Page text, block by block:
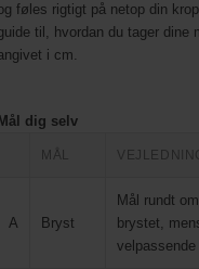
føles rigtigt på netop din
til, hvordan du tager dine
i cm.
Mål dig selv
MÅL
A Bryst
Mål rundt
brystet,
velpassende